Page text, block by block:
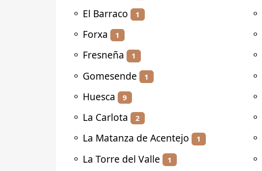
⚬ El Barraco 1
⚬ Forxa 1
⚬ Fresneña 1
⚬ Gomesende 1
⚬ Huesca 9
⚬ La Carlota 2
⚬ La Matanza de Acentejo 1
⚬ La Torre del Valle 1
⚬
⚬
⚬
⚬
⚬
⚬
⚬
⚬